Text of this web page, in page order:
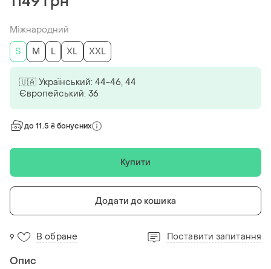
Міжнародний
S
M L XL XXL
🇺🇦 Український: 44-46, 44
Європейський: 36
до 11.5 ₴ бонусних
Купити
Додати до кошика
9 В обране Поставити запитання
Опис